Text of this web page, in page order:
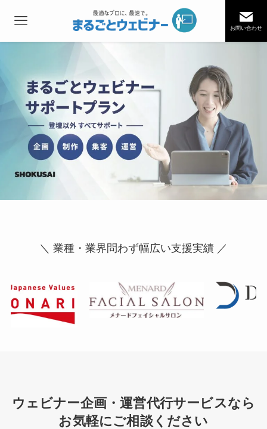
お問い合わせ
＼ 業種・業界問わず幅広い支援実績 ／
ウェビナー企画・運営代行サービスなら
お気軽にご相談ください